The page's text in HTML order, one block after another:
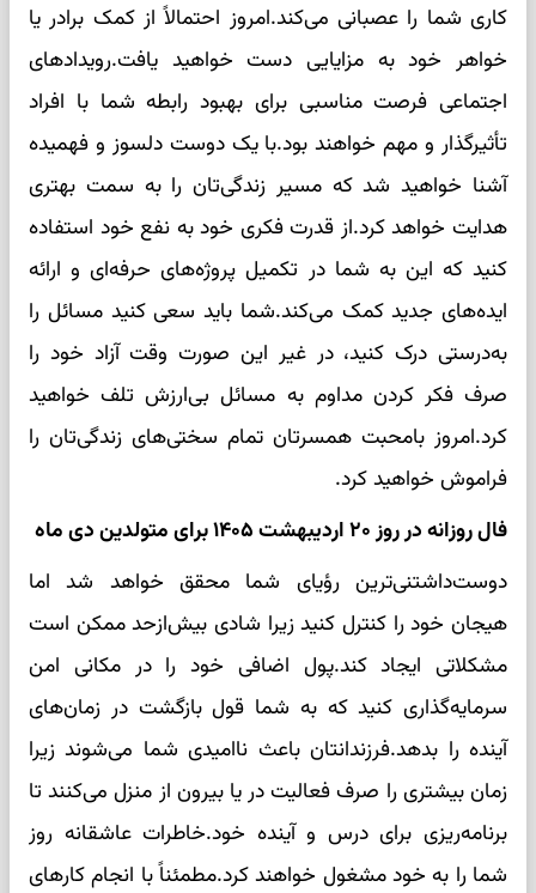
کاری شما را عصبانی می‌کند.امروز احتمالاً از کمک برادر یا
خواهر خود به مزایایی دست خواهید یافت.رویدادهای
اجتماعی فرصت مناسبی برای بهبود رابطه شما با افراد
تأثیرگذار و مهم خواهند بود.با یک دوست دلسوز و فهمیده
آشنا خواهید شد که مسیر زندگی‌تان را به سمت بهتری
هدایت خواهد کرد.از قدرت فکری خود به نفع خود استفاده
کنید که این به شما در تکمیل پروژه‌های حرفه‌ای و ارائه
ایده‌های جدید کمک می‌کند.شما باید سعی کنید مسائل را
به‌درستی درک کنید، در غیر این صورت وقت آزاد خود را
صرف فکر کردن مداوم به مسائل بی‌ارزش تلف خواهید
کرد.امروز بامحبت همسرتان تمام سختی‌های زندگی‌تان را
فراموش خواهید کرد.
فال روزانه در روز ۲۰ اردیبهشت ۱۴۰۵ برای متولدین دی ماه
دوست‌داشتنی‌ترین رؤیای شما محقق خواهد شد اما
هیجان خود را کنترل کنید زیرا شادی بیش‌ازحد ممکن است
مشکلاتی ایجاد کند.پول اضافی خود را در مکانی امن
سرمایه‌گذاری کنید که به شما قول بازگشت در زمان‌های
آینده را بدهد.فرزندانتان باعث ناامیدی شما می‌شوند زیرا
زمان بیشتری را صرف فعالیت در یا بیرون از منزل می‌کنند تا
برنامه‌ریزی برای درس و آینده خود.خاطرات عاشقانه روز
شما را به خود مشغول خواهند کرد.مطمئناً با انجام کارهای